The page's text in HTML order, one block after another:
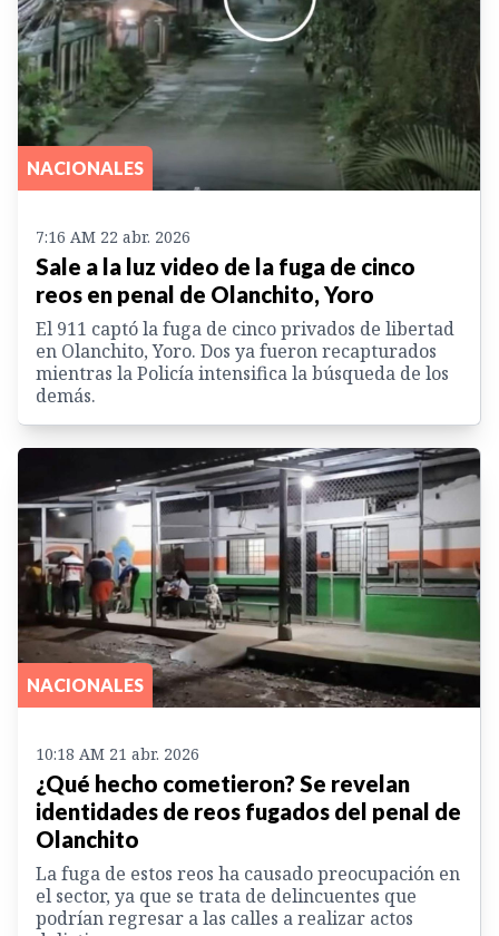
NACIONALES
7:16 AM 22 abr. 2026
Sale a la luz video de la fuga de cinco
reos en penal de Olanchito, Yoro
El 911 captó la fuga de cinco privados de libertad
en Olanchito, Yoro. Dos ya fueron recapturados
mientras la Policía intensifica la búsqueda de los
demás.
NACIONALES
10:18 AM 21 abr. 2026
¿Qué hecho cometieron? Se revelan
identidades de reos fugados del penal de
Olanchito
La fuga de estos reos ha causado preocupación en
el sector, ya que se trata de delincuentes que
podrían regresar a las calles a realizar actos